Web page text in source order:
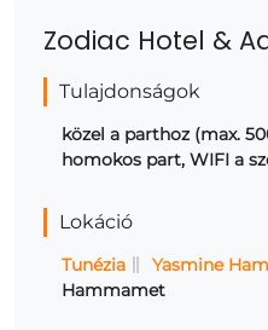
Zodiac Hotel &
Tulajdonságok
közel a parthoz (max.
homokos part, WIFI a
Lokáció
Tunézia Yasmine
Hammamet